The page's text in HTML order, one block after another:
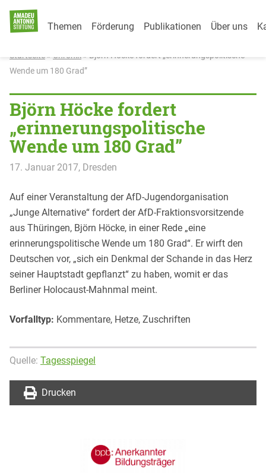
Weiter zum InhaltCategory Menu
Themen Förderung Publikationen Über uns
Startseite» Chronik» Björn Höcke fordert „erinnerungspolitische
Wende um 180 Grad”
Björn Höcke fordert
„erinnerungspolitische
Wende um 180 Grad”
17. Januar 2017, Dresden
Auf einer Veranstaltung der AfD-Jugendorganisation
„Junge Alternative“ fordert der AfD-Fraktionsvorsitzende
aus Thüringen, Björn Höcke, in einer Rede „eine
erinnerungspolitische Wende um 180 Grad“. Er wirft den
Deutschen vor, „sich ein Denkmal der Schande in das Herz
seiner Hauptstadt gepflanzt“ zu haben, womit er das
Berliner Holocaust-Mahnmal meint.
Vorfalltyp: Kommentare, Hetze, Zuschriften
Quelle: Tagesspiegel
Drucken